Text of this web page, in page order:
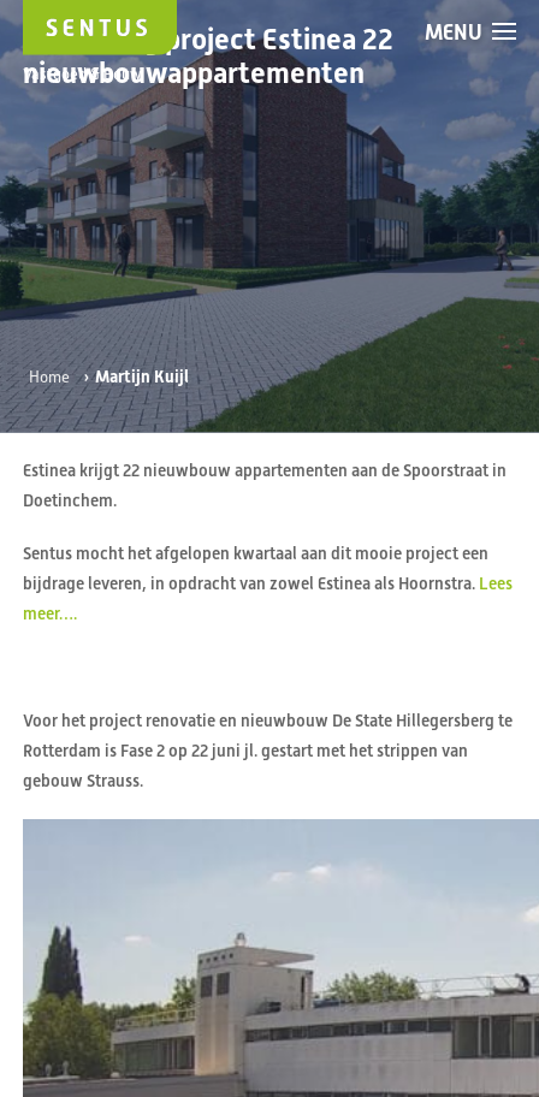
Vastgoed & Bouw
MENU
Advisering project Estinea 22
nieuwbouwappartementen
Home ›Martijn Kuijl
Estinea krijgt 22 nieuwbouw appartementen aan de Spoorstraat in
Doetinchem.
Sentus mocht het afgelopen kwartaal aan dit mooie project een
bijdrage leveren, in opdracht van zowel Estinea als Hoornstra. Lees
meer….
Voor het project renovatie en nieuwbouw De State Hillegersberg te
Rotterdam is Fase 2 op 22 juni jl. gestart met het strippen van
gebouw Strauss.